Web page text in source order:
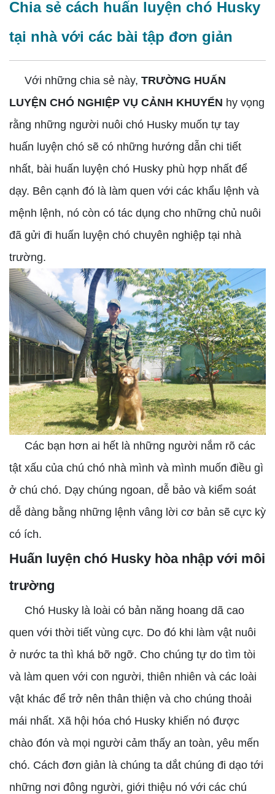
Chia sẻ cách huấn luyện chó Husky
tại nhà với các bài tập đơn giản
Với những chia sẻ này, TRƯỜNG HUẤN
LUYỆN CHÓ NGHIỆP VỤ CẢNH KHUYỂN hy vọng
rằng những người nuôi chó Husky muốn tự tay
huấn luyện chó sẽ có những hướng dẫn chi tiết
nhất, bài huấn luyện chó Husky phù hợp nhất để
dạy. Bên cạnh đó là làm quen với các khẩu lệnh và
mệnh lệnh, nó còn có tác dụng cho những chủ nuôi
đã gửi đi huấn luyện chó chuyên nghiệp tại nhà
trường.
Các bạn hơn ai hết là những người nắm rõ các
tật xấu của chú chó nhà mình và mình muốn điều gì
ở chú chó. Dạy chúng ngoan, dễ bảo và kiểm soát
dễ dàng bằng những lệnh vâng lời cơ bản sẽ cực kỳ
có ích.
Huấn luyện chó Husky hòa nhập với môi
trường
Chó Husky là loài có bản năng hoang dã cao
quen với thời tiết vùng cực. Do đó khi làm vật nuôi
ở nước ta thì khá bỡ ngỡ. Cho chúng tự do tìm tòi
và làm quen với con người, thiên nhiên và các loài
vật khác để trở nên thân thiện và cho chúng thoải
mái nhất. Xã hội hóa chó Husky khiến nó được
chào đón và mọi người cảm thấy an toàn, yêu mến
chó. Cách đơn giản là chúng ta dắt chúng đi dạo tới
những nơi đông người, giới thiệu nó với các chú